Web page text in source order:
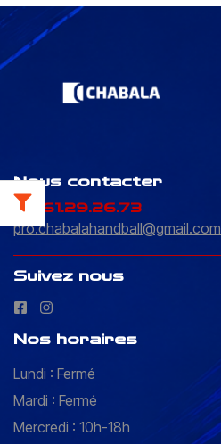
Nous contacter
05.61.29.26.73
pro.chabalahandball@gmail.com
Suivez nous
Nos horaires
Lundi : Fermé
Mardi : Fermé
Mercredi : 10h-18h